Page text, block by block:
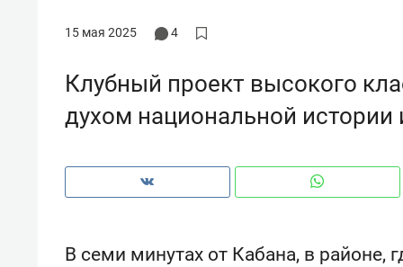
15 мая 2025 4
Клубный проект высокого
духом национальной истории
В семи минутах от Кабана, в районе,
Рекомендуем